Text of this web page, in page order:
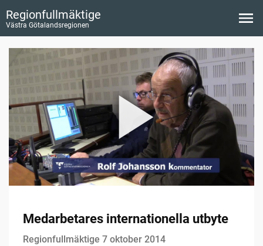
Regionfullmäktige
Västra Götalandsregionen
Medarbetares internationella utbyte
Regionfullmäktige 7 oktober 2014